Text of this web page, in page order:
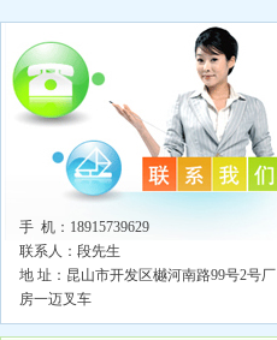
手 机：18915739629
联系人：段先生
地 址：昆山市开发区樾河南路99号2号厂
房一迈叉车